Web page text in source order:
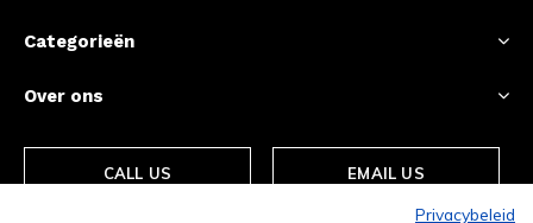
Categorieën
Over ons
CALL US EMAIL US
Privacybeleid